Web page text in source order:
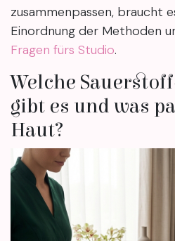
zusammenpassen, braucht
Einordnung der Methoden
Fragen fürs Studio.
Welche
gibt es und was
Haut?